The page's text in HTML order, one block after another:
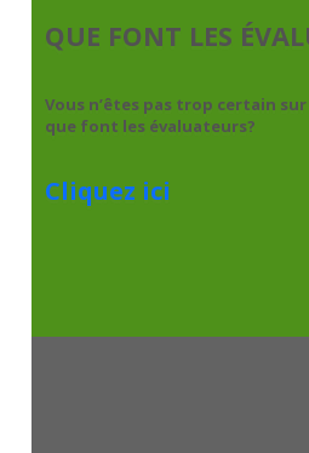
QUE FONT LES
Vous n’êtes pas trop certain sur
que font les évaluateurs?
Cliquez ici